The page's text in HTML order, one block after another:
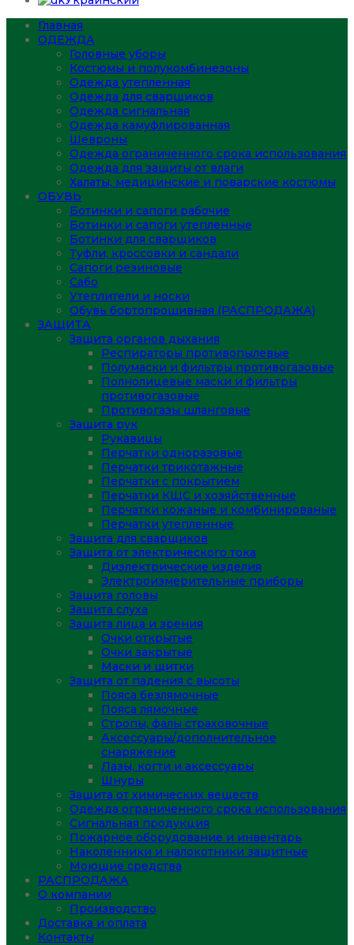
Главная
ОДЕЖДА
Головные уборы
Костюмы и полукомбинезоны
Одежда утепленная
Одежда для сварщиков
Одежда сигнальная
Одежда камуфлированная
Шевроны
Одежда ограниченного срока использования
Одежда для защиты от влаги
Халаты, медицинские и поварские костюмы
ОБУВЬ
Ботинки и сапоги рабочие
Ботинки и сапоги утепленные
Ботинки для сварщиков
Туфли, кроссовки и сандали
Сапоги резиновые
Сабо
Утеплители и носки
Обувь бортопрошивная (РАСПРОДАЖА)
ЗАЩИТА
Защита органов дыхания
Респираторы противопылевые
Полумаски и фильтры противогазовые
Полнолицевые маски и фильтры
противогазовые
Противогазы шланговые
Защита рук
Рукавицы
Перчатки одноразовые
Перчатки трикотажные
Перчатки с покрытием
Перчатки КЩС и хозяйственные
Перчатки кожаные и комбинированые
Перчатки утепленные
Защита для сварщиков
Защита от электрического тока
Диэлектрические изделия
Электроизмерительные приборы
Защита головы
Защита слуха
Защита лица и зрения
Очки открытые
Очки закрытые
Маски и щитки
Защита от падения с высоты
Пояса безлямочные
Пояса лямочные
Стропы, фалы страховочные
Аксессуары/дополнительное
снаряжение
Лазы, когти и аксессуары
Шнуры
Защита от химических веществ
Одежда ограниченного срока использования
Сигнальная продукция
Пожарное оборудование и инвентарь
Наколенники и налокотники защитные
Моющие средства
РАСПРОДАЖА
О компании
Производство
Доставка и оплата
Контакты